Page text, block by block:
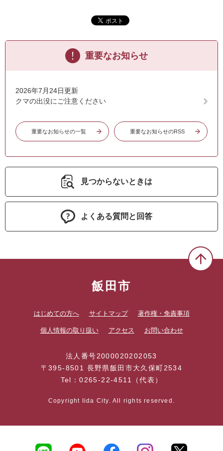
重要なお知らせ
2026年7月24日更新
クマの出没にご注意ください
重要なお知らせの一覧 重要なお知らせのRSS
見つからないときは
よくある質問と回答
飯田市
はじめての方へ サイトマップ 著作権・免責事項
個人情報の取り扱い アクセス お問い合わせ
法人番号2000020202053
〒395-8501 長野県飯田市大久保町2534
Tel：0265-22-4511（代表）
Copyright Iida City. All rights reserved.